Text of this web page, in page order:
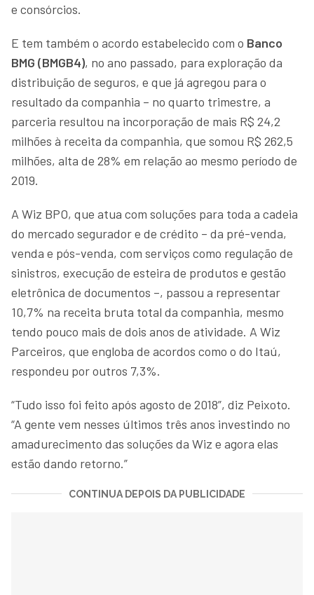
e consórcios.
E tem também o acordo estabelecido com o Banco
BMG (BMGB4), no ano passado, para exploração da
distribuição de seguros, e que já agregou para o
resultado da companhia – no quarto trimestre, a
parceria resultou na incorporação de mais R$ 24,2
milhões à receita da companhia, que somou R$ 262,5
milhões, alta de 28% em relação ao mesmo período de
2019.
A Wiz BPO, que atua com soluções para toda a cadeia
do mercado segurador e de crédito – da pré-venda,
venda e pós-venda, com serviços como regulação de
sinistros, execução de esteira de produtos e gestão
eletrônica de documentos –, passou a representar
10,7% na receita bruta total da companhia, mesmo
tendo pouco mais de dois anos de atividade. A Wiz
Parceiros, que engloba de acordos como o do Itaú,
respondeu por outros 7,3%.
“Tudo isso foi feito após agosto de 2018”, diz Peixoto.
“A gente vem nesses últimos três anos investindo no
amadurecimento das soluções da Wiz e agora elas
estão dando retorno.”
CONTINUA DEPOIS DA PUBLICIDADE